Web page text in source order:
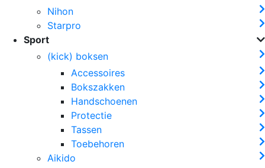
Nihon
Starpro
Sport
(kick) boksen
Accessoires
Bokszakken
Handschoenen
Protectie
Tassen
Toebehoren
Aikido